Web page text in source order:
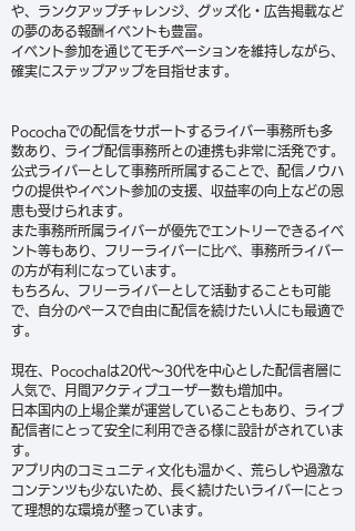
や、ランクアップチャレンジ、グッズ化・広告掲載など
の夢のある報酬イベントも豊富。
イベント参加を通じてモチベーションを維持しながら、
確実にステップアップを目指せます。
Pocochaでの配信をサポートするライバー事務所も多
数あり、ライブ配信事務所との連携も非常に活発です。
公式ライバーとして事務所所属することで、配信ノウハ
ウの提供やイベント参加の支援、収益率の向上などの恩
恵も受けられます。
また事務所所属ライバーが優先でエントリーできるイベ
ント等もあり、フリーライバーに比べ、事務所ライバー
の方が有利になっています。
もちろん、フリーライバーとして活動することも可能
で、自分のペースで自由に配信を続けたい人にも最適で
す。
現在、Pocochaは20代〜30代を中心とした配信者層に
人気で、月間アクティブユーザー数も増加中。
日本国内の上場企業が運営していることもあり、ライブ
配信者にとって安全に利用できる様に設計がされていま
す。
アプリ内のコミュニティ文化も温かく、荒らしや過激な
コンテンツも少ないため、長く続けたいライバーにとっ
て理想的な環境が整っています。